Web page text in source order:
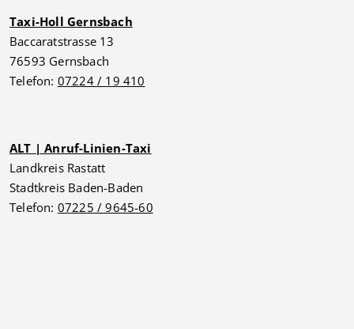
Taxi-Holl Gernsbach
Baccaratstrasse 13
76593 Gernsbach
Telefon: 07224 / 19 410
ALT | Anruf-Linien-Taxi
Landkreis Rastatt
Stadtkreis Baden-Baden
Telefon: 07225 / 9645-60